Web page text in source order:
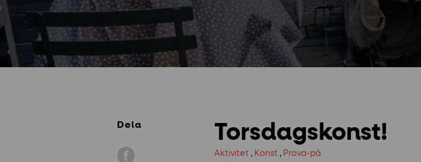
Dela Torsdagskonst!
Aktivitet , Konst , Prova-på